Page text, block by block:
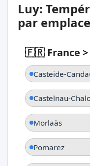
Luy:
par
🇫🇷 France >
Casteide-
Castelnau-
Morlaàs
Pomarez